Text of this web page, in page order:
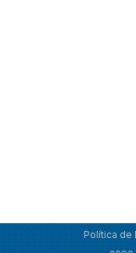
Política de